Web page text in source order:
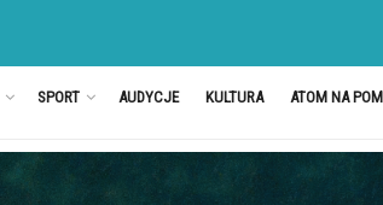
SPORT AUDYCJE KULTURA ATOM NA